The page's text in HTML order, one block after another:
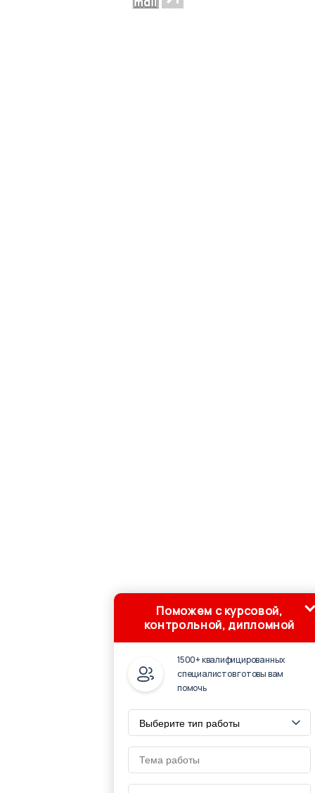
Поможем с курсовой,
контрольной, дипломной
1500+ квалифицированных
специалистов готовы вам
помочь